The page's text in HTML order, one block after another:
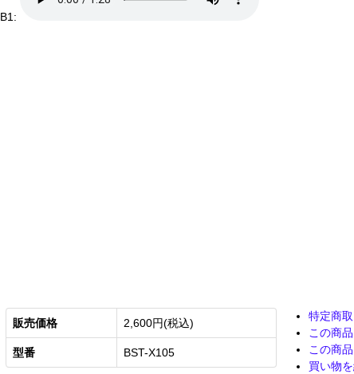
B1:
販売価格 2,600円(税込)
型番 BST-X105
特定商
この商
この商
買い物